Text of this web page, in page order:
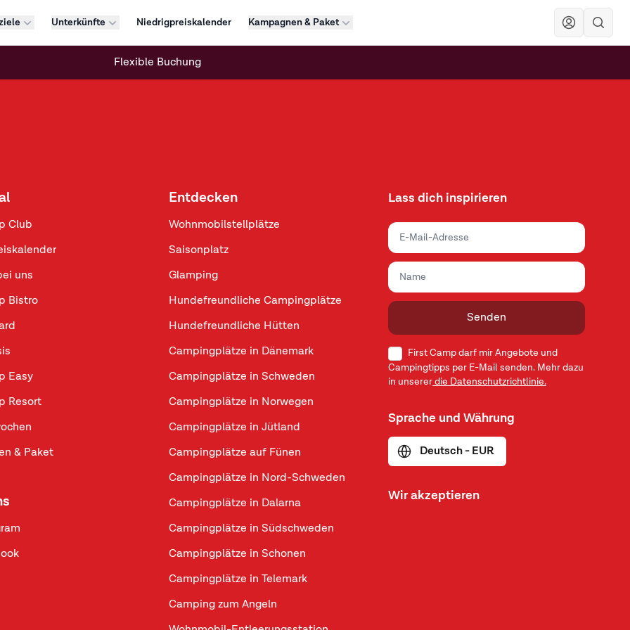
Unterkünfte Niedrigpreiskalender Kampagnen & Paket
Sök
Flexible Buchung
Club
uns
Bistro
Easy
Resort
& Paket
Entdecken
Wohnmobilstellplätze
Saisonplatz
Glamping
Hundefreundliche Campingplätze
Hundefreundliche Hütten
Campingplätze in Dänemark
Campingplätze in Schweden
Campingplätze in Norwegen
Campingplätze in Jütland
Campingplätze auf Fünen
Campingplätze in Nord-Schweden
Campingplätze in Dalarna
Campingplätze in Südschweden
Campingplätze in Schonen
Campingplätze in Telemark
Camping zum Angeln
Lass dich inspirieren
Senden
First Camp darf mir Angebote und
Campingtipps per E-Mail senden. Mehr dazu
in unserer die Datenschutzrichtlinie.
Sprache und Währung
Deutsch - EUR
Wir akzeptieren